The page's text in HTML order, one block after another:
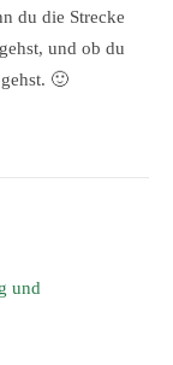
du die Strecke
und ob du
🙂
und